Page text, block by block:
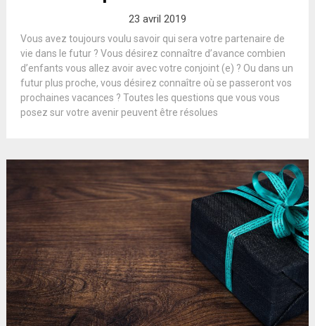
23 avril 2019
Vous avez toujours voulu savoir qui sera votre partenaire de
vie dans le futur ? Vous désirez connaître d’avance combien
d’enfants vous allez avoir avec votre conjoint (e) ? Ou dans un
futur plus proche, vous désirez connaître où se passeront vos
prochaines vacances ? Toutes les questions que vous vous
posez sur votre avenir peuvent être résolues